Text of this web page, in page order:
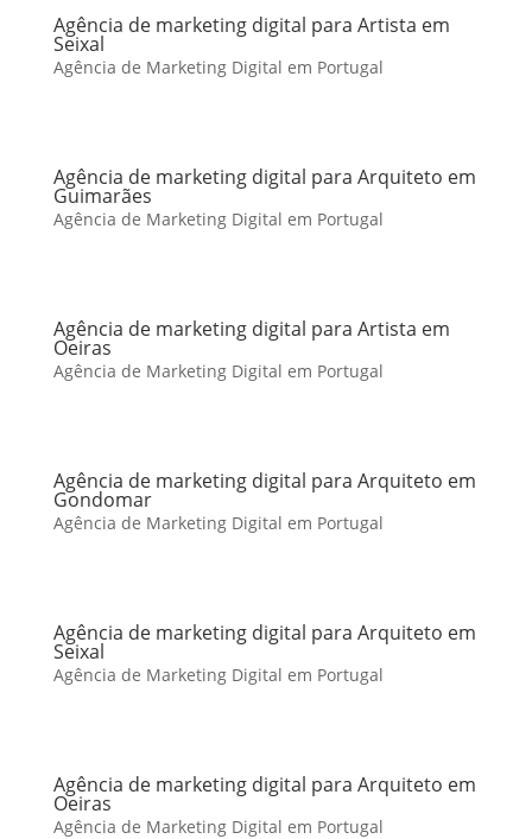
Agência de marketing digital para Artista em
Seixal
Agência de Marketing Digital em Portugal
Agência de marketing digital para Arquiteto em
Guimarães
Agência de Marketing Digital em Portugal
Agência de marketing digital para Artista em
Oeiras
Agência de Marketing Digital em Portugal
Agência de marketing digital para Arquiteto em
Gondomar
Agência de Marketing Digital em Portugal
Agência de marketing digital para Arquiteto em
Seixal
Agência de Marketing Digital em Portugal
Agência de marketing digital para Arquiteto em
Oeiras
Agência de Marketing Digital em Portugal